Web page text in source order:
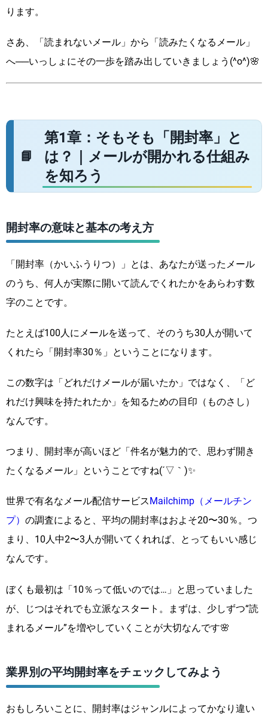
ります。
さあ、「読まれないメール」から「読みたくなるメール」
へ──いっしょにその一歩を踏み出していきましょう(^o^)🌸
第1章：そもそも「開封率」と
は？｜メールが開かれる仕組み
を知ろう
開封率の意味と基本の考え方
「開封率（かいふうりつ）」とは、あなたが送ったメール
のうち、何人が実際に開いて読んでくれたかをあらわす数
字のことです。
たとえば100人にメールを送って、そのうち30人が開いて
くれたら「開封率30％」ということになります。
この数字は「どれだけメールが届いたか」ではなく、「ど
れだけ興味を持たれたか」を知るための目印（ものさし）
なんです。
つまり、開封率が高いほど「件名が魅力的で、思わず開き
たくなるメール」ということですね(´▽｀)✨
世界で有名なメール配信サービス Mailchimp（メールチン
プ） の調査によると、平均の開封率はおよそ20〜30％。つ
まり、10人中2〜3人が開いてくれれば、とってもいい感じ
なんです。
ぼくも最初は「10％って低いのでは…」と思っていました
が、じつはそれでも立派なスタート。まずは、少しずつ“読
まれるメール”を増やしていくことが大切なんです🌸
業界別の平均開封率をチェックしてみよう
おもしろいことに、開封率はジャンルによってかなり違い